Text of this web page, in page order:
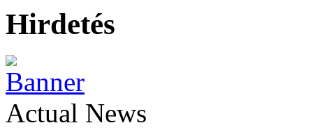
Hirdetés
Actual News